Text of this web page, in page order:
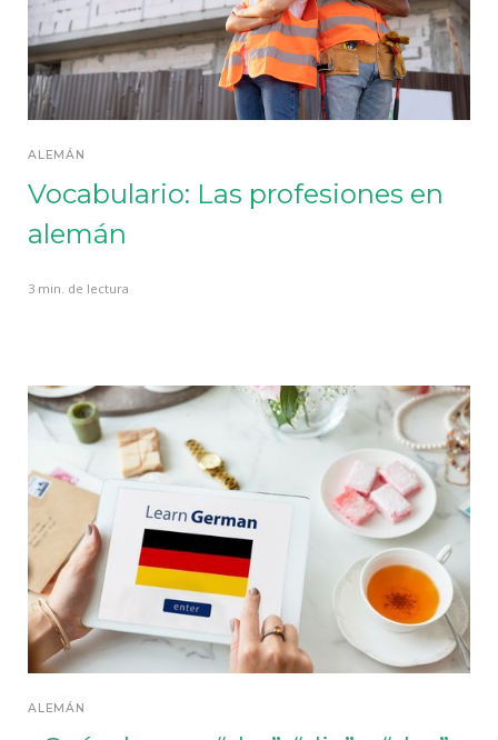
ALEMÁN
Vocabulario: Las profesiones en
alemán
3 min. de lectura
ALEMÁN